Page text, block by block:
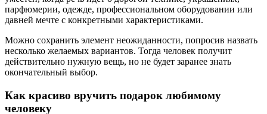
парфюмерии, одежде, профессиональном оборудовании или
давней мечте с конкретными характеристиками.
Можно сохранить элемент неожиданности, попросив назвать
несколько желаемых вариантов. Тогда человек получит
действительно нужную вещь, но не будет заранее знать
окончательный выбор.
Как красиво вручить подарок любимому
человеку